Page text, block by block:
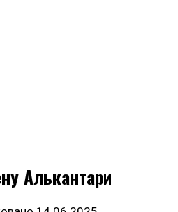
Алькантари